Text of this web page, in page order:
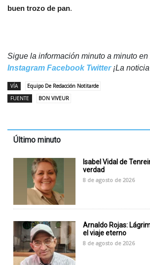
buen trozo de pan.
Sigue la información minuto a minuto en
Instagram Facebook Twitter¡La
VÍA
Equipo De Redacción Notitarde
FUENTE
BON VIVEUR
Último minuto
Isabel Vidal de
verdad
8 de agosto de 2026
Arnaldo Rojas:
el viaje eterno
8 de agosto de 2026